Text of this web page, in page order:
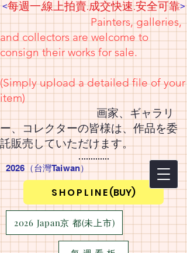
2026（台灣Taiwan）
S H O P L I N E (BUY)
2026 Japan京 都(未上市)
<每週一,線上拍賣.成交快速.安全可靠>
Painters, galleries,
and collectors are welcome to
consign their works for sale.
(Simply upload a detailed file of your
item)
画家、ギャラリ
ー、コレクターの皆様は、作品を委
託販売していただけます。